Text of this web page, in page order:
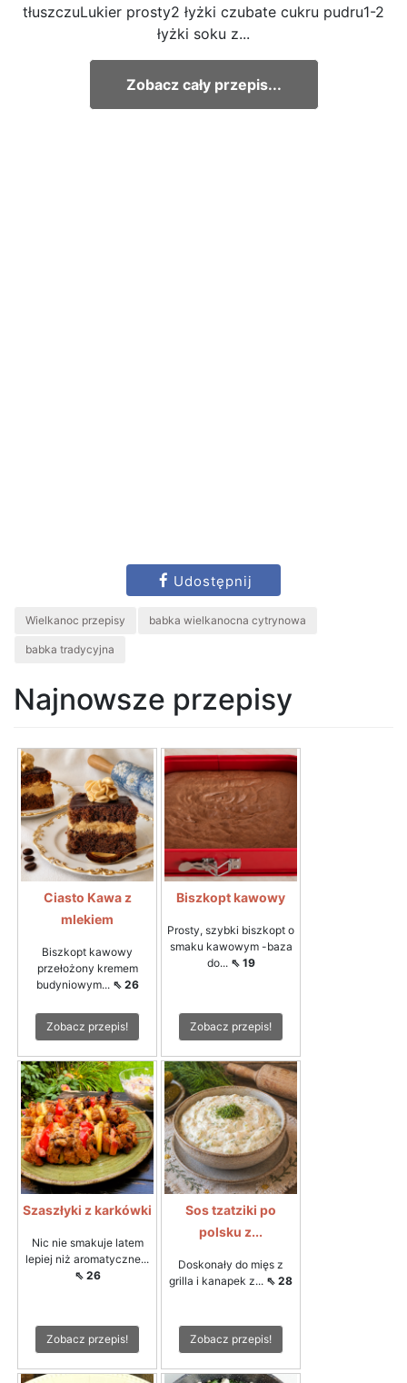
tłuszczuLukier prosty2 łyżki czubate cukru pudru1-2
łyżki soku z...
Zobacz cały przepis...
Udostępnij
Wielkanoc przepisy babka wielkanocna cytrynowa
babka tradycyjna
Najnowsze przepisy
Ciasto Kawa z
mlekiem
Biszkopt kawowy
przełożony kremem
budyniowym... ⇖ 26
Zobacz przepis!
Biszkopt kawowy
Prosty, szybki biszkopt o
smaku kawowym -baza
do... ⇖ 19
Zobacz przepis!
Szaszłyki z karkówki
Nic nie smakuje latem
lepiej niż aromatyczne...
⇖ 26
Zobacz przepis!
Sos tzatziki po
polsku z...
Doskonały do mięs z
grilla i kanapek z... ⇖ 28
Zobacz przepis!